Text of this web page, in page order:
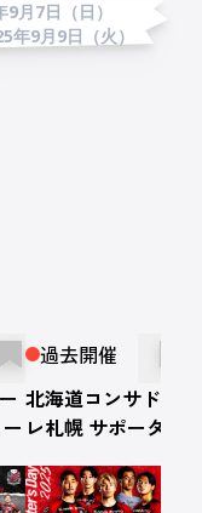
9月7日（日）
年9月9日（火）
過去開催
北海道コンサドー
レ札幌 サポーター
念 オークション